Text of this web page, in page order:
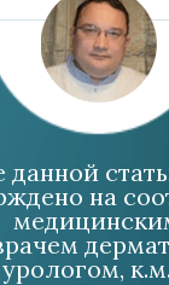
на
урологом,